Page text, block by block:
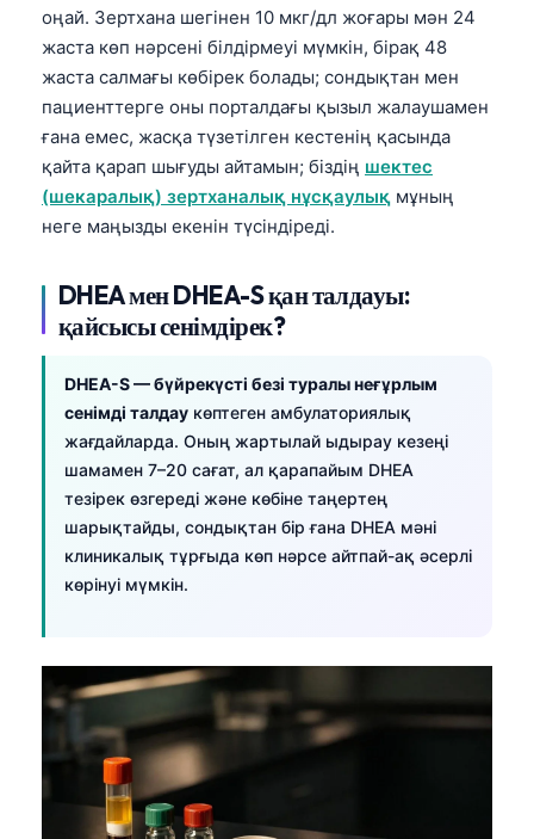
оңай. Зертхана шегінен 10 мкг/дл жоғары мән 24
жаста көп нәрсені білдірмеуі мүмкін, бірақ 48
жаста салмағы көбірек болады; сондықтан мен
пациенттерге оны порталдағы қызыл жалаушамен
ғана емес, жасқа түзетілген кестенің қасында
қайта қарап шығуды айтамын; біздің шектес
(шекаралық) зертханалық нұсқаулық мұның
неге маңызды екенін түсіндіреді.
DHEA мен DHEA-S қан талдауы:
қайсысы сенімдірек?
DHEA-S — бүйрекүсті безі туралы неғұрлым
сенімді талдау көптеген амбулаториялық
жағдайларда. Оның жартылай ыдырау кезеңі
шамамен 7–20 сағат, ал қарапайым DHEA
тезірек өзгереді және көбіне таңертең
шарықтайды, сондықтан бір ғана DHEA мәні
клиникалық тұрғыда көп нәрсе айтпай-ақ әсерлі
көрінуі мүмкін.